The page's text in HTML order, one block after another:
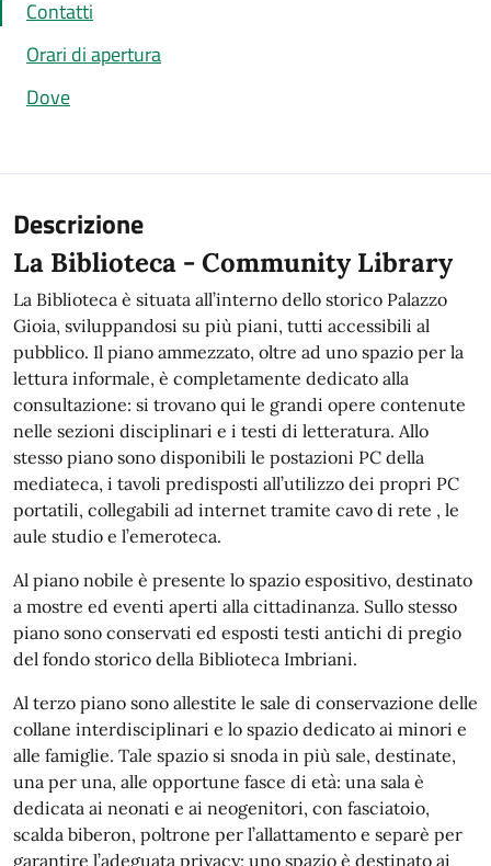
Contatti
Orari di apertura
Dove
Descrizione
Descrizione estesa
La Biblioteca - Community Library
La Biblioteca è situata all’interno dello storico Palazzo
Gioia, sviluppandosi su più piani, tutti accessibili al
pubblico. Il piano ammezzato, oltre ad uno spazio per la
lettura informale, è completamente dedicato alla
consultazione: si trovano qui le grandi opere contenute
nelle sezioni disciplinari e i testi di letteratura. Allo
stesso piano sono disponibili le postazioni PC della
mediateca, i tavoli predisposti all’utilizzo dei propri PC
portatili, collegabili ad internet tramite cavo di rete , le
aule studio e l’emeroteca.
Al piano nobile è presente lo spazio espositivo, destinato
a mostre ed eventi aperti alla cittadinanza. Sullo stesso
piano sono conservati ed esposti testi antichi di pregio
del fondo storico della Biblioteca Imbriani.
Al terzo piano sono allestite le sale di conservazione delle
collane interdisciplinari e lo spazio dedicato ai minori e
alle famiglie. Tale spazio si snoda in più sale, destinate,
una per una, alle opportune fasce di età: una sala è
dedicata ai neonati e ai neogenitori, con fasciatoio,
scalda biberon, poltrone per l’allattamento e separè per
garantire l’adeguata privacy; uno spazio è destinato ai